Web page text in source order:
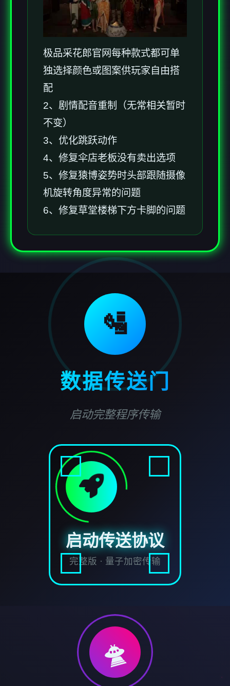
极品采花郎官网每种款式都可单
独选择颜色或图案供玩家自由搭
配
2、剧情配音重制（无常相关暂时
不变）
3、优化跳跃动作
4、修复伞店老板没有卖出选项
5、修复猿博姿势时头部跟随摄像
机旋转角度异常的问题
6、修复草堂楼梯下方卡脚的问题
🛂
数据传送门
启动完整程序传输
启动传送协议
完整版 · 量子加密传输
🛸